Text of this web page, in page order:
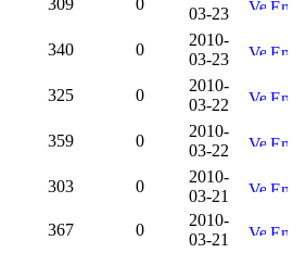
309 0
03-23
340 0
2010-
03-23
325 0
2010-
03-22
359 0
2010-
03-22
303 0
2010-
03-21
367 0
2010-
03-21